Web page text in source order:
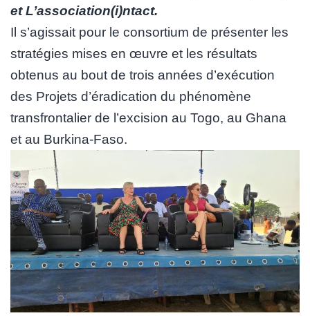
et L’association(i)ntact.
Il s’agissait pour le consortium de présenter les
stratégies mises en œuvre et les résultats
obtenus au bout de trois années d’exécution
des Projets d’éradication du phénomène
transfrontalier de l’excision au Togo, au Ghana
et au Burkina-Faso.